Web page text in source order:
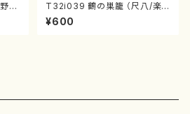
村
T32i039 鶴の巣籠 （尺八/楽
譜）都山no.38
¥600